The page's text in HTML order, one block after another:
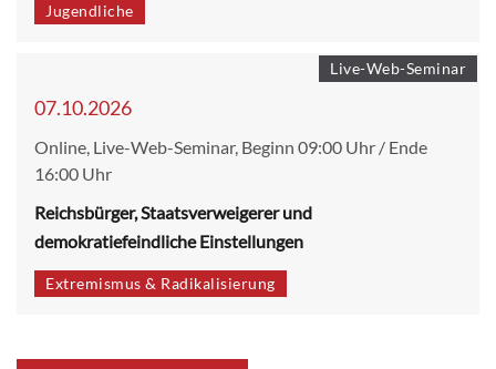
Jugendliche
07.10.2026
Online, Live-Web-Seminar, Beginn 09:00 Uhr / Ende
16:00 Uhr
Live-Web-Seminar
Reichsbürger, Staatsverweigerer und
demokratiefeindliche Einstellungen
Extremismus & Radikalisierung